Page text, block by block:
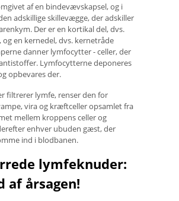
af en bindevævskapsel, og i
adskillige skillevægge, der adskiller
Der er en kortikal del, dvs.
og en kernedel, dvs. kernetråde
danner lymfocytter - celler, der
Lymfocytterne deponeres
opbevares der.
filtrerer lymfe, renser den for
vira og kræftceller opsamlet fra
mellem kroppens celler og
enhver ubuden gæst, der
ind i blodbanen.
lymfeknuder:
af årsagen!